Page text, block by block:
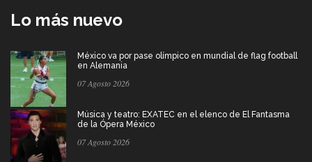
Lo más nuevo
México va por pase olímpico en mundial de flag football
en Alemania
07 Agosto 2026
Música y teatro: EXATEC en el elenco de El Fantasma
de la Ópera México
07 Agosto 2026